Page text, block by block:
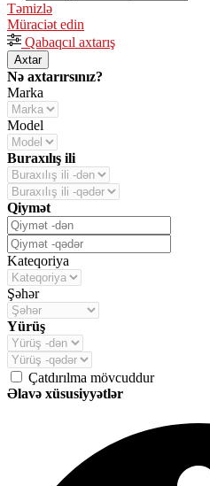
Təmizlə
Müraciət edin
Qabaqcıl axtarış
Axtar
Nə axtarırsınız?
Marka
Model
Buraxılış ili
Qiymət
Kateqoriya
Şəhər
Yürüş
Çatdırılma mövcuddur
Əlavə xüsusiyyətlər